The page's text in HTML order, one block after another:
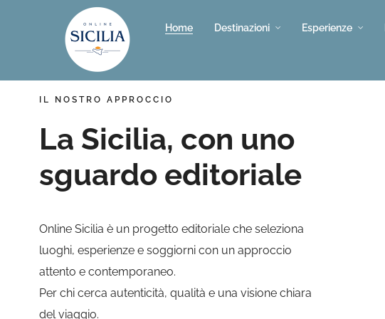
Home Destinazioni Esperienze
IL NOSTRO APPROCCIO
La Sicilia, con uno
sguardo editoriale
Online Sicilia è un progetto editoriale che seleziona
luoghi, esperienze e soggiorni con un approccio
attento e contemporaneo.
Per chi cerca autenticità, qualità e una visione chiara
del viaggio.